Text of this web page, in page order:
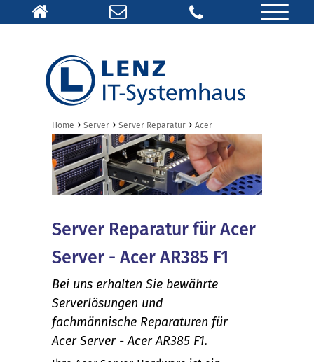
Home › Server › Server Reparatur › Acer
Server Reparatur für Acer
Server - Acer AR385 F1
Bei uns erhalten Sie bewährte
Serverlösungen und
fachmännische Reparaturen für
Acer Server - Acer AR385 F1.